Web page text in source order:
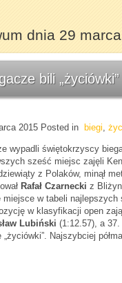
dnia 29
bili
2015 Posted in biegi,
wypadli świętokrzyscy
sześć miejsc zajęli
z Polaków, minął
Rafał Czarnecki z
miejsce w tabeli najlepszych
w klasyfikacji open
Lubiński (1:12.57), a 37.
„życiówki”. Najszybciej